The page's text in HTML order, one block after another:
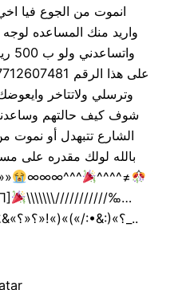
انموت من الجوع فيا
واريد منك المساعده لوجه
وترسلي ولاتتاخر
شوف كيف حالتهم وساعدنا
الشارع تتبهدل أو نموت
بالله لولك مقدره على
∞∞∞^^^
^^^^≠
\\\\\\\///////////‰…
=!«! ٪))«-«!») ٪-~&» ☆٪&«؟»(:&•:/»)»(»!«؟«؟_..